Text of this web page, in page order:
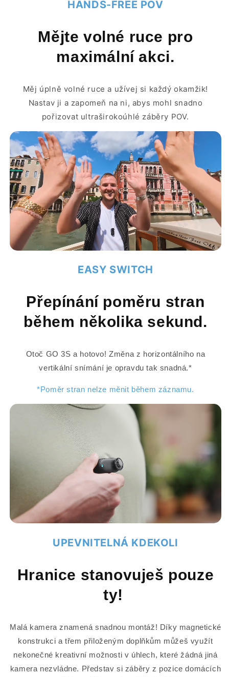
HANDS-FREE POV
Mějte volné ruce pro
maximální akci.
Měj úplně volné ruce a užívej si každý okamžik!
Nastav ji a zapomeň na ni, abys mohl snadno
pořizovat ultraširokoúhlé záběry POV.
EASY SWITCH
Přepínání poměru stran
během několika sekund.
Otoč GO 3S a hotovo! Změna z horizontálního na
vertikální snímání je opravdu tak snadná.*
*Poměr stran nelze měnit během záznamu.
UPEVNITELNÁ KDEKOLI
Hranice stanovuješ pouze
ty!
Malá kamera znamená snadnou montáž! Díky magnetické
konstrukci a třem přiloženým doplňkům můžeš využít
nekonečné kreativní možnosti v úhlech, které žádná jiná
kamera nezvládne. Představ si záběry z pozice domácích